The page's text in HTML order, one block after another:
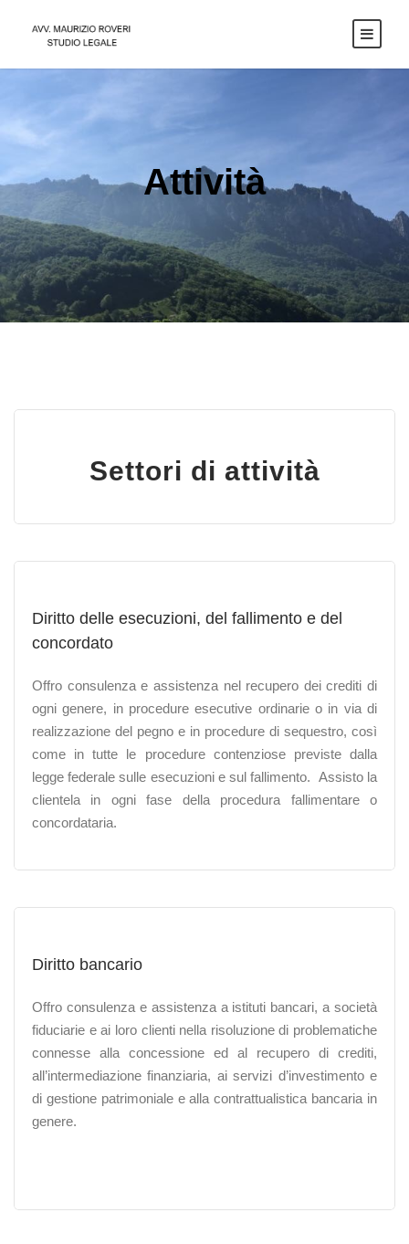
Attività
Settori di attività
Diritto delle esecuzioni, del fallimento e del
concordato
Offro consulenza e assistenza nel recupero dei crediti di
ogni genere, in procedure esecutive ordinarie o in via di
realizzazione del pegno e in procedure di sequestro, così
come in tutte le procedure contenziose previste dalla
legge federale sulle esecuzioni e sul fallimento. Assisto la
clientela in ogni fase della procedura fallimentare o
concordataria.
Diritto bancario
Offro consulenza e assistenza a istituti bancari, a società
fiduciarie e ai loro clienti nella risoluzione di problematiche
connesse alla concessione ed al recupero di crediti,
all’intermediazione finanziaria, ai servizi d’investimento e
di gestione patrimoniale e alla contrattualistica bancaria in
genere.